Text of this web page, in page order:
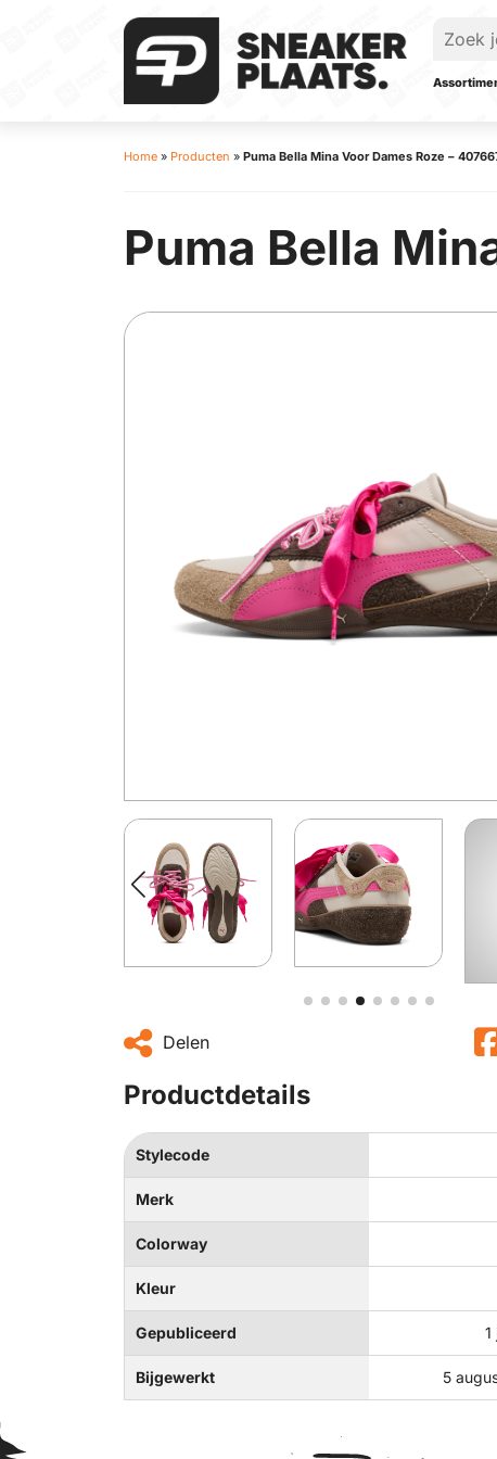
Home » Producten » Puma Bella Mina Voor Dames Roze –
Puma Bella
Delen
Productdetails
Stylecode
Merk
Colorway
Kleur
Gepubliceerd 1
Bijgewerkt 5